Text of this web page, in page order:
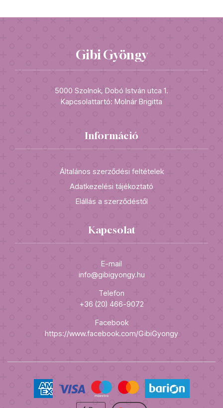
Gibi Gyöngy
5000 Szolnok, Dobó István utca 1.
Kapcsolattartó: Molnár Brigitta
Információ
Általános szerződési feltételek
Adatkezelési tájékoztató
Elállás a szerződéstől
Kapcsolat
E-mail
info@gibigyongy.hu
Telefon
+36 (20) 466-9072
Facebook
https://www.facebook.com/GibiGyongy